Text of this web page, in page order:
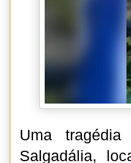
Uma
Salgadália,